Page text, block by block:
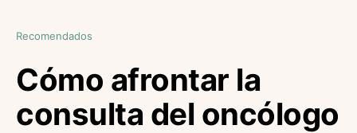
Recomendados
Cómo afrontar la
consulta del oncólogo